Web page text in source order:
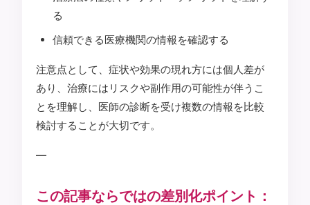
る
信頼できる医療機関の情報を確認する
注意点として、症状や効果の現れ方には個人差が
あり、治療にはリスクや副作用の可能性が伴うこ
とを理解し、医師の診断を受け複数の情報を比較
検討することが大切です。
—
この記事ならではの差別化ポイント：